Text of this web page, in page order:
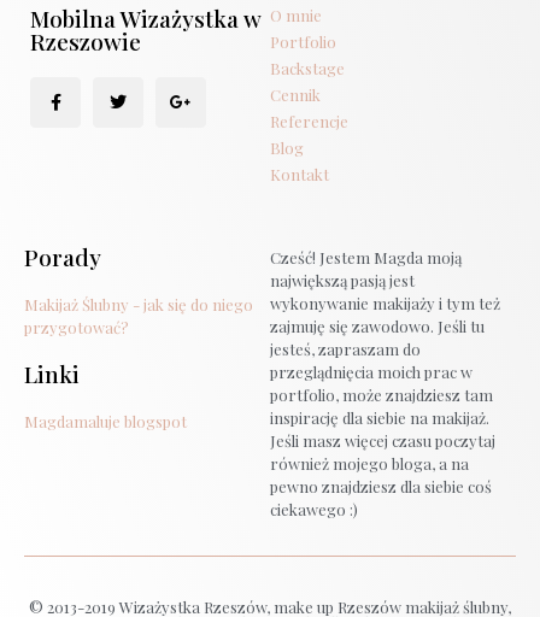
Mobilna Wizażystka w
Rzeszowie
O mnie
Portfolio
Backstage
Cennik
Referencje
Blog
Kontakt
Porady
Makijaż Ślubny - jak się do niego
przygotować?
Linki
Magdamaluje blogspot
Cześć! Jestem Magda moją
największą pasją jest
wykonywanie makijaży i tym też
zajmuję się zawodowo. Jeśli tu
jesteś, zapraszam do
przeglądnięcia moich prac w
portfolio, może znajdziesz tam
inspirację dla siebie na makijaż.
Jeśli masz więcej czasu poczytaj
również mojego bloga, a na
pewno znajdziesz dla siebie coś
ciekawego :)
© 2013-2019 Wizażystka Rzeszów, make up Rzeszów makijaż ślubny,